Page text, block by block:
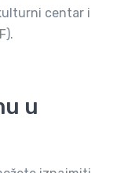
centar i
u